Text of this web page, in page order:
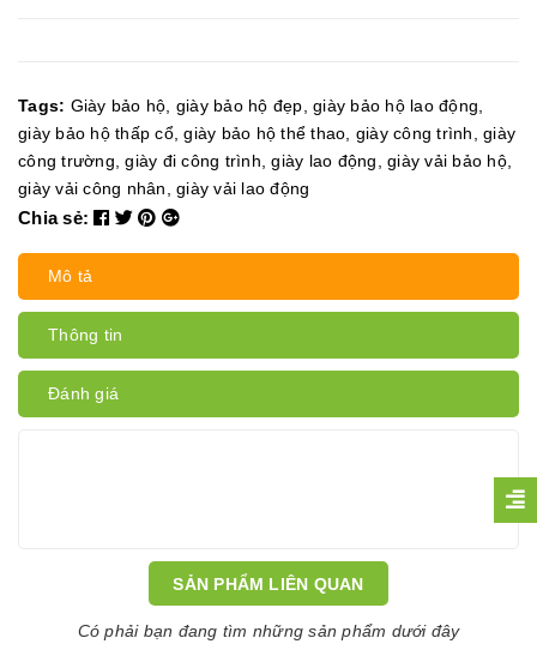
Tags: Giày bảo hộ giày bảo hộ đẹp giày bảo hộ lao động
giày bảo hộ thấp cổ,giày bảo hộ thể thao giày công trình
giày
công trường ,giày đi công trình ,giày lao động giày vải bảo hộ,
giày vải công nhân
giày vải lao động
Chia sẻ:
Mô tả
Thông tin
Đánh giá
SẢN PHẨM LIÊN QUAN
Có phải bạn đang tìm những sản phẩm dưới đây